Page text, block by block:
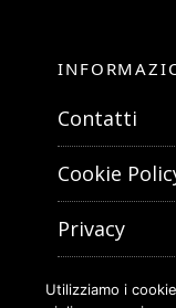
Contatti
Cookie
Privacy
Utilizziamo i